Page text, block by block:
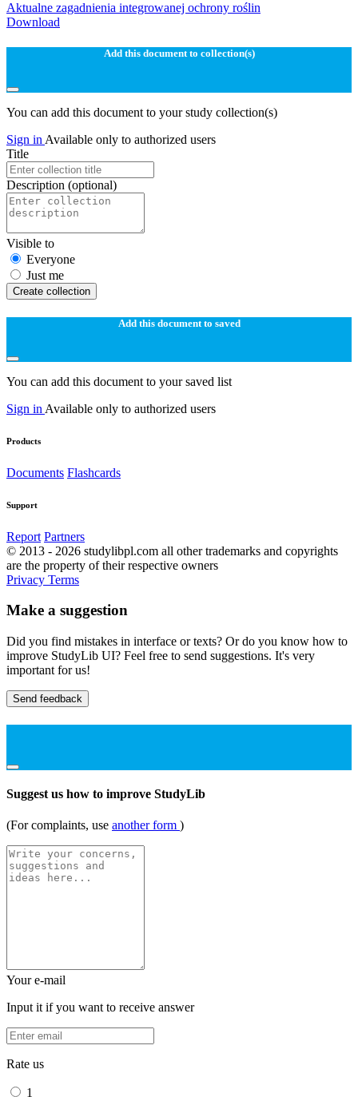
Aktualne zagadnienia integrowanej ochrony roślin
Download
Add this document to collection(s)
You can add this document to your study collection(s)
Sign in Available only to authorized users
Title
Description (optional)
Visible to
Everyone
Just me
Create collection
Add this document to saved
You can add this document to your saved list
Sign in Available only to authorized users
Products
Documents Flashcards
Support
Report Partners
© 2013 - 2026 studylibpl.com all other trademarks and copyrights
are the property of their respective owners
Privacy Terms
Make a suggestion
Did you find mistakes in interface or texts? Or do you know how to
improve StudyLib UI? Feel free to send suggestions. It's very
important for us!
Send feedback
Suggest us how to improve StudyLib
(For complaints, use another form )
Your e-mail
Input it if you want to receive answer
Rate us
1